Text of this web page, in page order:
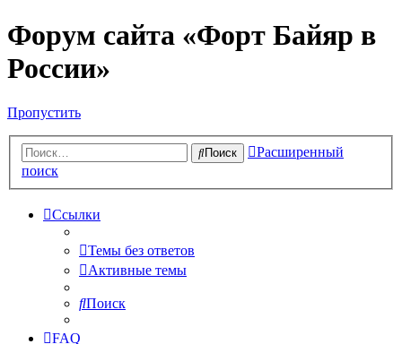
Форум сайта «Форт Байяр в
России»
Пропустить
Поиск
Расширенный
поиск
Ссылки
Темы без ответов
Активные темы
Поиск
FAQ